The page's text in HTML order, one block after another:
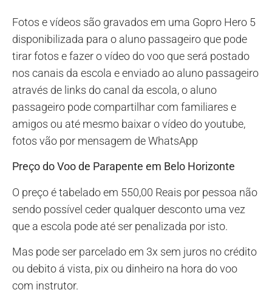
Fotos e vídeos são gravados em uma Gopro Hero 5
disponibilizada para o aluno passageiro que pode
tirar fotos e fazer o vídeo do voo que será postado
nos canais da escola e enviado ao aluno passageiro
através de links do canal da escola, o aluno
passageiro pode compartilhar com familiares e
amigos ou até mesmo baixar o vídeo do youtube,
fotos vão por mensagem de WhatsApp
Preço do Voo de Parapente em Belo Horizonte
O preço é tabelado em 550,00 Reais por pessoa não
sendo possível ceder qualquer desconto uma vez
que a escola pode até ser penalizada por isto.
Mas pode ser parcelado em 3x sem juros no crédito
ou debito á vista, pix ou dinheiro na hora do voo
com instrutor.